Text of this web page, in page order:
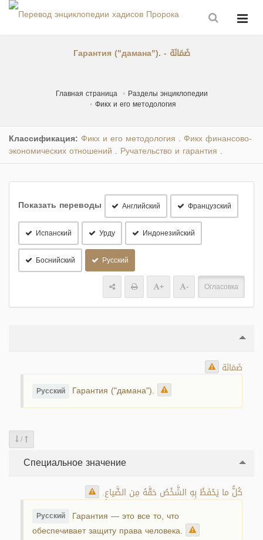
Гарантия ("дамана"). - ضَمَانَة
Главная страница
Разделы энциклопедии
Фикх и его методология
Классификация: Фикх и его методология Фикх финансово-
экономических отношений Ручательство и гарантия
Показать переводы Английский Французский
Испанский Урду Индонезийский
Боснийский Русский
+ - Огласовка
ضَمَانَة
Русский Гарантия ("дамана").
/
Специальное значение
كُلُّ ما يَحْفَظُ بِهِ الشَّخْصُ حَقَّهُ مِن الضَّياعِ.
Русский Гарантия — это все то, что
обеспечивает защиту права человека.